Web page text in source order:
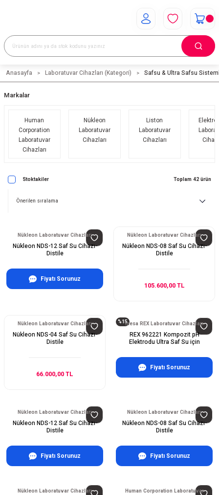
Anasayfa Laboratuvar Cihazları (Kategori) Safsu & Ultra Safsu
Markalar
Human
Corporation
Laboratuvar
Cihazları
Nükleon
Laboratuvar
Cihazları
Liston
Laboratuvar
Cihazları
Stoktakiler Toplam 42 ürün
Nükleon Laboratuvar Cihazları
Nükleon NDS-12 Saf Su Cihazı-
Distile
Fiyatı Sorunuz
Nükleon Laboratuvar Cihazları
Nükleon NDS-08 Saf Su Cihazı-
Distile
105.600,00 TL
Nükleon Laboratuvar Cihazları
Nükleon NDS-04 Saf Su Cihazı-
Distile
66.000,00 TL
%15inesa REX Laboratuvar Cihazları
REX 962221 Kompozit pH
Elektrodu Ultra Saf Su için
Fiyatı Sorunuz
Nükleon Laboratuvar Cihazları
Nükleon NDS-12 Saf Su Cihazı-
Distile
Fiyatı Sorunuz
Nükleon Laboratuvar Cihazları
Nükleon NDS-08 Saf Su Cihazı-
Distile
Fiyatı Sorunuz
Nükleon Laboratuvar Cihazları
Human Corporation Laboratuvar